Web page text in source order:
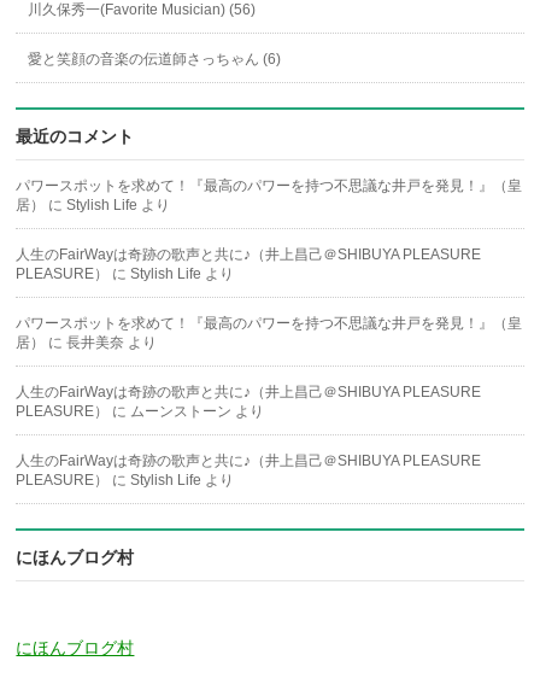
川久保秀一(Favorite Musician) (56)
愛と笑顔の音楽の伝道師さっちゃん (6)
最近のコメント
パワースポットを求めて！『最高のパワーを持つ不思議な井戸を発見！』（皇
居）
にStylish Life より
人生のFairWayは奇跡の歌声と共に♪（井上昌己＠SHIBUYA PLEASURE
PLEASURE）
にStylish Life より
パワースポットを求めて！『最高のパワーを持つ不思議な井戸を発見！』（皇
居）
に長井美奈 より
人生のFairWayは奇跡の歌声と共に♪（井上昌己＠SHIBUYA PLEASURE
PLEASURE）
に ムーンストーン より
人生のFairWayは奇跡の歌声と共に♪（井上昌己＠SHIBUYA PLEASURE
PLEASURE）
にStylish Life より
にほんブログ村
にほんブログ村